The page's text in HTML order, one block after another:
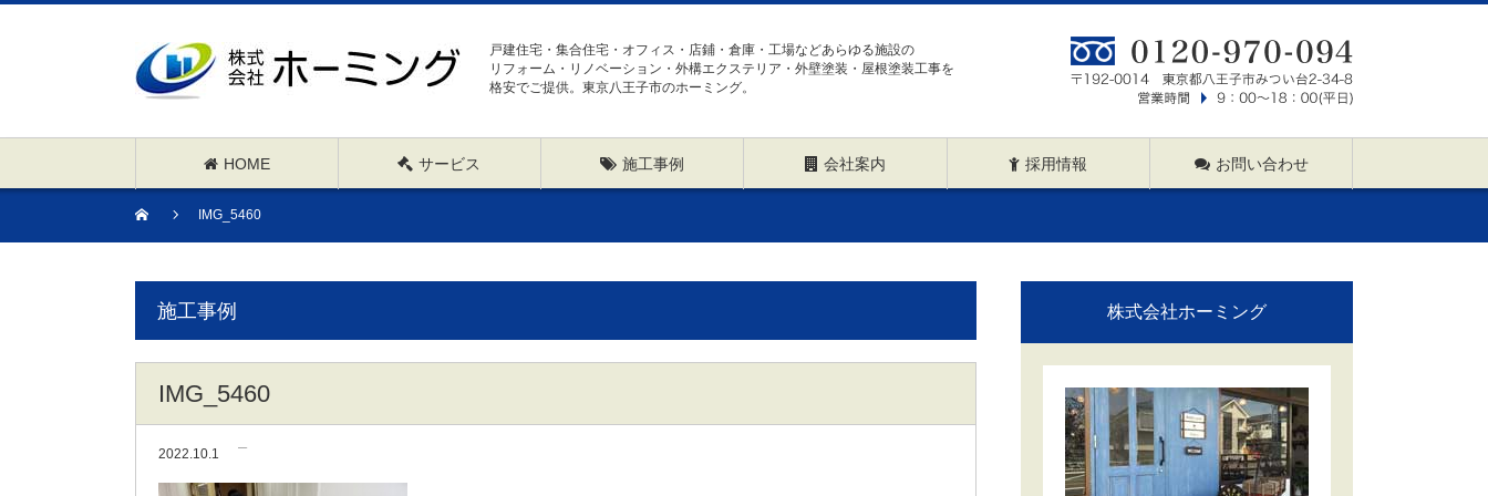
戸建住宅・集合住宅・オフィス・店鋪・倉庫・工場などあらゆる施設の
リフォーム・リノベーション・外構エクステリア・外壁塗装・屋根塗装工事を
格安でご提供。東京八王子市のホーミング。
HOME サービス 施工事例 会社案内 採用情報 お問い合わせ
IMG_5460
施工事例
IMG_5460
2022.10.1
株式会社ホーミング